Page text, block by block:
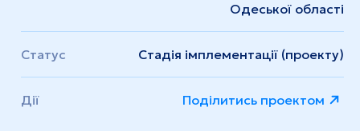
Одеської області
Статус Стадія імплементації (проекту)
Дії Поділитись проектом